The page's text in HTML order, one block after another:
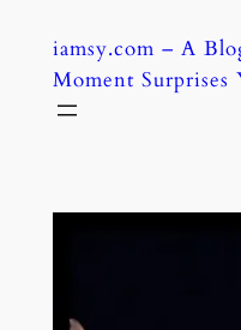
content
iamsy.com – A
Moment Surprises